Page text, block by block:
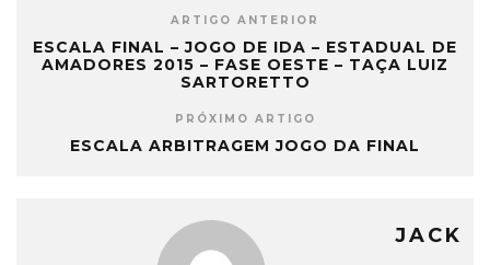
ARTIGO ANTERIOR
ESCALA FINAL – JOGO DE IDA – ESTADUAL DE
AMADORES 2015 – FASE OESTE – TAÇA LUIZ
SARTORETTO
PRÓXIMO ARTIGO
ESCALA ARBITRAGEM JOGO DA FINAL
JACK